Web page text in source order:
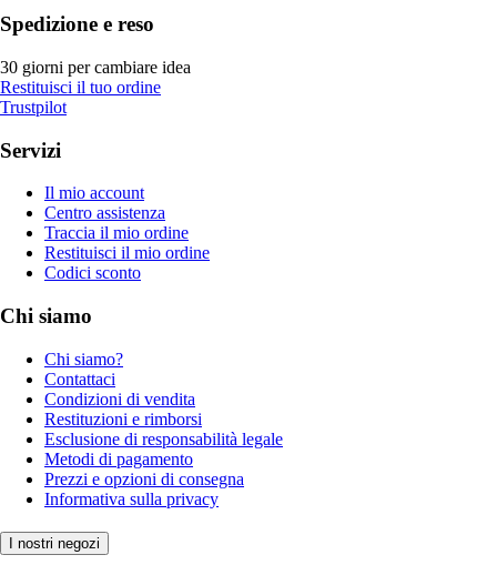
Spedizione e reso
30 giorni per cambiare idea
Restituisci il tuo ordine
Trustpilot
Servizi
Il mio account
Centro assistenza
Traccia il mio ordine
Restituisci il mio ordine
Codici sconto
Chi siamo
Chi siamo?
Contattaci
Condizioni di vendita
Restituzioni e rimborsi
Esclusione di responsabilità legale
Metodi di pagamento
Prezzi e opzioni di consegna
Informativa sulla privacy
I nostri negozi